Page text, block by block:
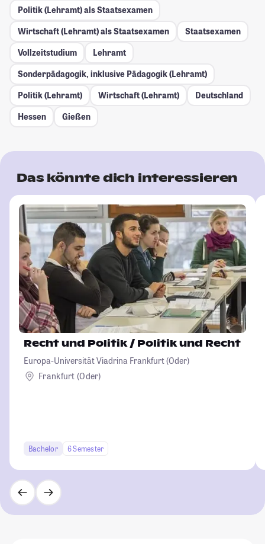
Politik (Lehramt) als Staatsexamen
Wirtschaft (Lehramt) als Staatsexamen
Staatsexamen
Vollzeitstudium
Lehramt
Sonderpädagogik, inklusive Pädagogik (Lehramt)
Politik (Lehramt)
Wirtschaft (Lehramt)
Deutschland
Hessen
Gießen
Das könnte dich interessieren
Recht und Politik / Politik und Recht
Europa-Universität Viadrina Frankfurt (Oder)
Frankfurt (Oder)
Bachelor 6 Semester